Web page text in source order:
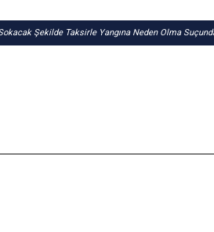
Şekilde Taksirle Yangına Neden Olma